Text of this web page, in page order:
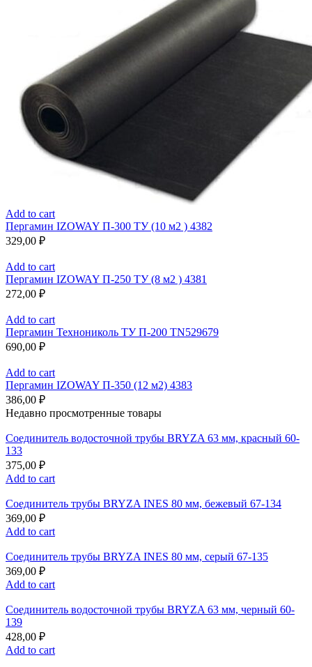
Add to cart
Пергамин IZOWAY П-300 ТУ (10 м2 ) 4382
329,00 ₽
Add to cart
Пергамин IZOWAY П-250 ТУ (8 м2 ) 4381
272,00 ₽
Add to cart
Пергамин Технониколь ТУ П-200 TN529679
690,00 ₽
Add to cart
Пергамин IZOWAY П-350 (12 м2) 4383
386,00 ₽
Недавно просмотренные товары
Соединитель водосточной трубы BRYZA 63 мм, краcный 60-
133
375,00 ₽
Add to cart
Соединитель трубы BRYZA INES 80 мм, бежевый 67-134
369,00 ₽
Add to cart
Соединитель трубы BRYZA INES 80 мм, серый 67-135
369,00 ₽
Add to cart
Соединитель водосточной трубы BRYZA 63 мм, черный 60-
139
428,00 ₽
Add to cart